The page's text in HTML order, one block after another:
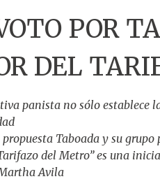
POR
DEL
panista no sólo establece
propuesta Taboada y su
del Metro” es una
Avila